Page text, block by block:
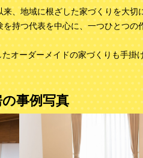
来、地域に根ざした家づくりを大切
を持つ代表を中心に、一つひとつ
たオーダーメイドの家づくりも手
事例写真